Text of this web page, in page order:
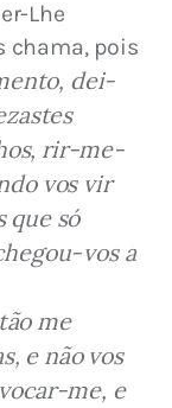
Lhe
chama, pois
dei-
rir-me-
vos vir
que só
vos a
me
e não vos
me, e